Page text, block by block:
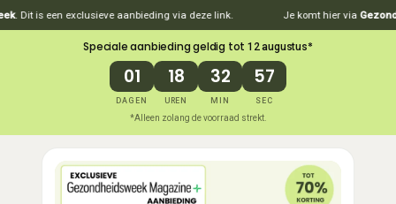
een exclusieve aanbieding via deze link. Je komt hier via
Speciale aanbieding geldig tot12 augustus*
01
DAGEN
18
UREN
32
MIN
56
SEC
*Alleen zolang de voorraad strekt.